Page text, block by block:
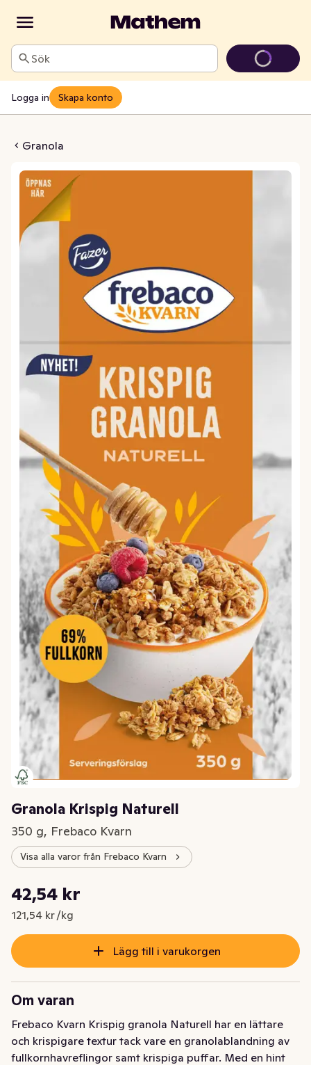
Sök
Logga in Skapa konto
Granola
Naturell
Granola Krispig Naturell
350 g, Frebaco Kvarn
Visa alla varor från Frebaco Kvarn
Nuvarande pris är: 42,54 kr
42,54 kr
121,54 kr /kg
Styckpris: 121,54 kr /kg
Lägg till i varukorgen
Om varan
Frebaco Kvarn Krispig granola Naturell har en lättare
och krispigare textur tack vare en granolablandning av
fullkornhavreflingor samt krispiga puffar. Med en hint